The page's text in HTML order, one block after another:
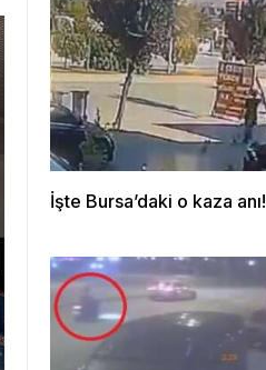
İşte Bursa’daki o kaza anı!